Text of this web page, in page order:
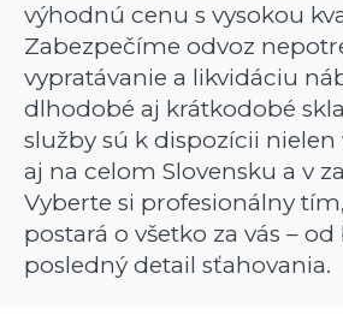
výhodnú cenu s vysokou
Zabezpečíme odvoz
vypratávanie a likvidáciu
dlhodobé aj krátkodobé
služby sú k dispozícii nielen
aj na celom Slovensku a v
Vyberte si profesionálny
postará o všetko za vás –
posledný detail sťahovania.